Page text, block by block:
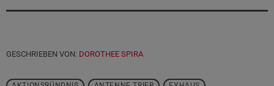
GESCHRIEBEN VON: DOROTHEE SPIRA